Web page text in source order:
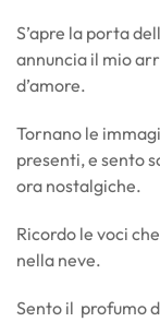
S’apre la porta
annuncia il mio
d’amore.
Tornano le
presenti, e sento
ora nostalgiche.
Ricordo le voci
nella neve.
Sento il profumo